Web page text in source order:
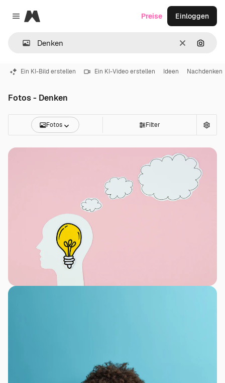
Close menu
Magnific
LöschenNach
Preise Einloggen
Ein KI-Bild erstellen Ein KI-Video erstellen Ideen Nachdenken
Fotos - Denken
Fotos Filter